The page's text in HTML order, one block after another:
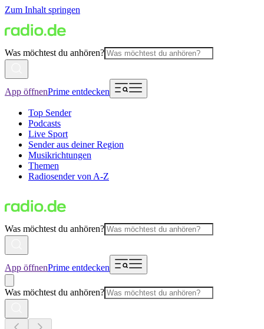
Zum Inhalt springen
Was möchtest du anhören?
App öffnenPrime entdecken
Top Sender
Podcasts
Live Sport
Sender aus deiner Region
Musikrichtungen
Themen
Radiosender von A-Z
Was möchtest du anhören?
App öffnenPrime entdecken
Was möchtest du anhören?